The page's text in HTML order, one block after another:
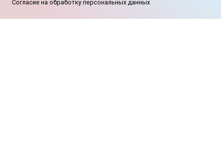
Согласие на обработку персональных данных